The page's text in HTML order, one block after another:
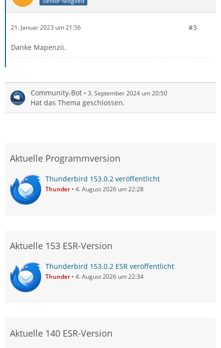
21. Januar 2023 um 21:56 #3
Danke Mapenzii.
Community-Bot 3. September 2024 um 20:50
Hat das Thema geschlossen.
Aktuelle Programmversion
Thunderbird 153.0.2 veröffentlicht
Thunder 4. August 2026 um 22:28
Aktuelle 153 ESR-Version
Thunderbird 153.0.2 ESR veröffentlicht
Thunder 4. August 2026 um 22:34
Aktuelle 140 ESR-Version